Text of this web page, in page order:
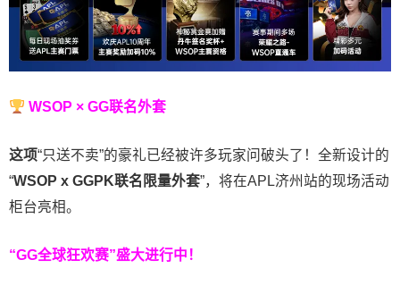
WSOP × GG联名外套
这项“只送不卖”的豪礼已经被许多玩家问破头了！全新设计的
“WSOP x GGPK联名限量外套”，将在APL济州站的现场活动
柜台亮相。
“GG全球狂欢赛”盛大进行中！